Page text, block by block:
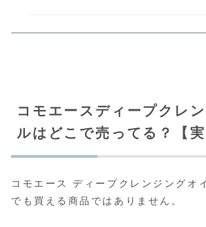
コモエースディープクレ
ルはどこで売ってる？【実
コモエース ディープクレンジングオ
でも買える商品ではありません。